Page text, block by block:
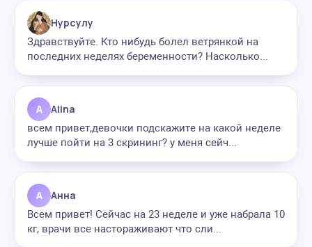
Нурсулу
Здравствуйте. Кто нибудь болел ветрянкой на
последних неделях беременности? Насколько...
A Alina
всем привет,девочки подскажите на какой неделе
лучше пойти на 3 скрининг? у меня сейч...
А Анна
Всем привет! Сейчас на 23 неделе и уже набрала 10
кг, врачи все настораживают что сли...